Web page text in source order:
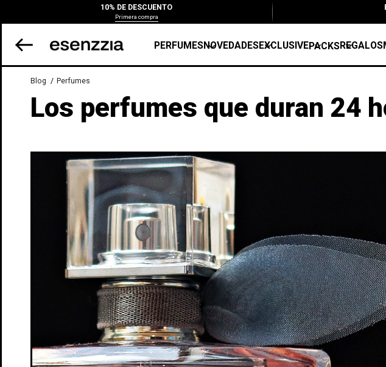
10% DE DESCUENTO
Primera compra
PERFUMESNOVEDADESEXCLUSIVEPACKSREGALOS
Blog Perfumes
Los perfumes que duran 24